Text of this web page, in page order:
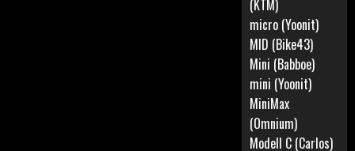
(KTM)
micro (Yoonit)
MID (Bike43)
Mini (Babboe)
mini (Yoonit)
MiniMax
(Omnium)
Modell C (Carlos)